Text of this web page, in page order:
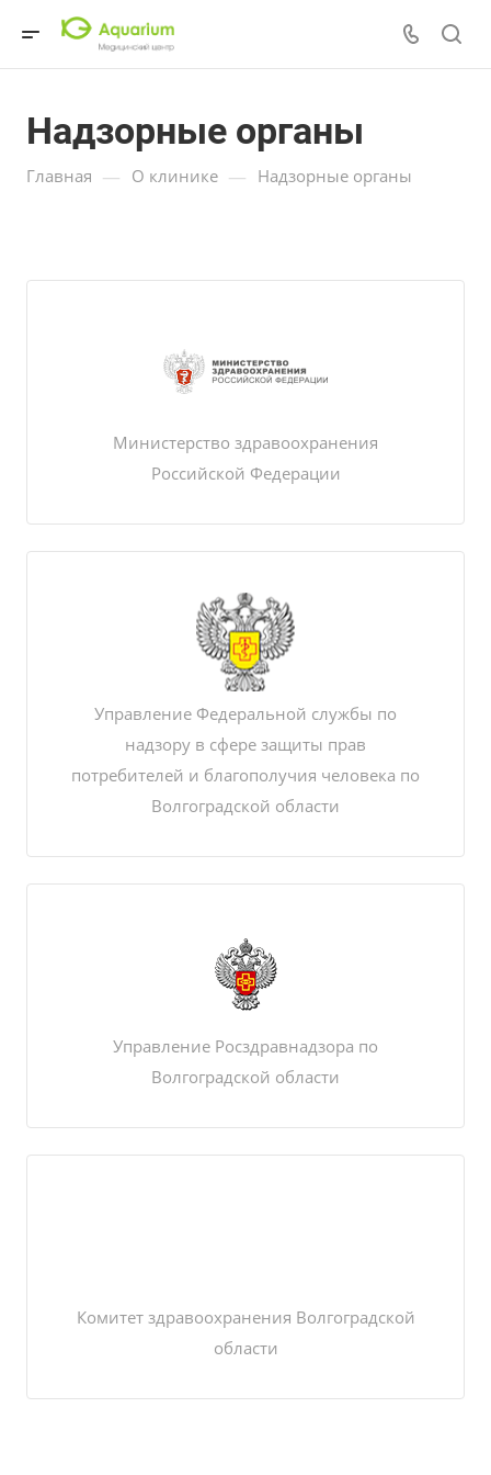
Надзорные органы
Главная — О клинике — Надзорные органы
Министерство здравоохранения
Росcийской Федерации
Управление Федеральной службы по
надзору в сфере защиты прав
потребителей и благополучия человека по
Волгоградской области
Управление Росздравнадзора по
Волгоградской области
Комитет здравоохранения Волгоградской
области